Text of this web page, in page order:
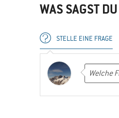
WAS SAGST
STELLE EINE FRAGE